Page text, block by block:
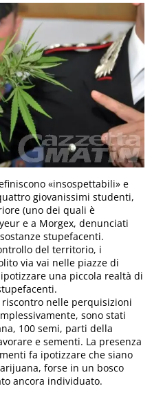
«insospettabili» e
giovanissimi studenti,
(uno dei quali è
e a Morgex, denunciati
stupefacenti.
del territorio, i
via vai nelle piazze di
una piccola realtà di
riscontro nelle perquisizioni
sono stati
100 semi, parti della
e sementi. La presenza
fa ipotizzare che siano
forse in un bosco
ancora individuato.